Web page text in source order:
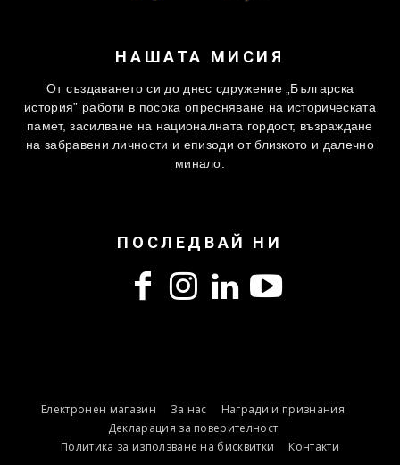
НАШАТА МИСИЯ
От създаването си до днес сдружение „Българска
история” работи в посока опресняване на историческата
памет, засилване на националната гордост, възраждане
на забравени личности и епизоди от близкото и далечно
минало.
ПОСЛЕДВАЙ НИ
Електронен магазин За нас
Награди и признания
Декларация за поверителност
Политика за използване на бисквитки
Контакти